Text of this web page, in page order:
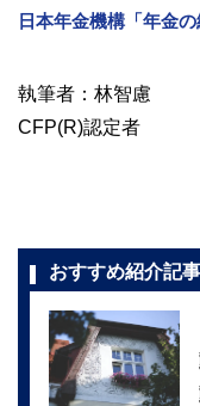
日本年金機構「年金の
執筆者：林智慮
CFP(R)認定者
おすすめ紹介記事